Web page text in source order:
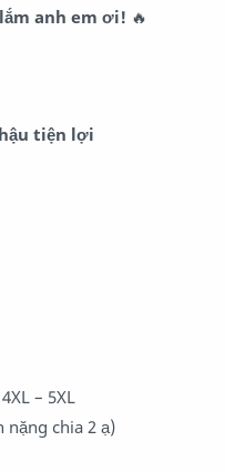
anh em ơi! 🔥
tiện lợi
– 5XL
nặng chia 2 ạ)